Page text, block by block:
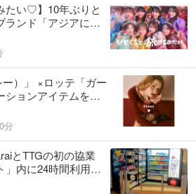
たい♡】10年ぶりと
ランド「アジアに恋
の新TVCM、4月6
ー）」 ×ロッテ「ガー
ションアイテムを発
分
とTTGの初の協業
」内に24時間利用可
ン！